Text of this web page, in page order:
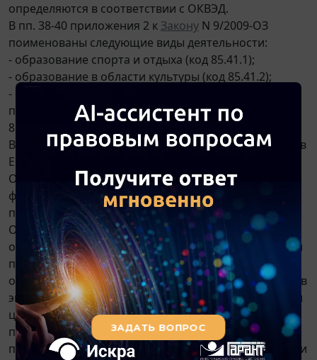
определяются в соответствии с ОКВЭД.
В пп. 38-40 приложения 2 к Закону N 9/2009-ОЗ
поименованы следующие виды деятельности:
- образование спорта и отдыха (код 85.41.1);
- образование в области культуры (код 85.41.2);
- образование дополнительное детей и взрослых
прочее, не включенное в другие группировки (код
85.41.9).
В рассматриваемом случае ИП согласно сведениям в
ЕГРИП осуществляет деятельность по коду 85.41
Образование дополнительное детей и взрослых,
формально не поименованному в вышеуказанном
перечне.
Однако следует обратить внимание, что ОКВЭД 2
основан на иерархическом методе классификации и
последовательном методе кодирования. Кодовое
обозначение для идентификации группировок видов
экономической деятельности состоит из двух-шести
цифровых знаков. Его структура может быть
представлена в следующем виде: классы (ХХ),
подклассы (ХХ.Х), группы (ХХ.ХХ), подгруппы (ХХ.ХХ.Х) и